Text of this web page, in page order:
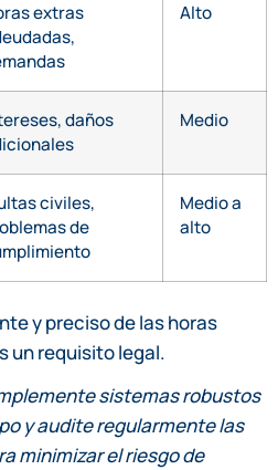
extras
Alto
daños
Medio
civiles,
de
Medio a
alto
y preciso de las horas
un requisito legal.
sistemas robustos
y audite regularmente las
minimizar el riesgo de